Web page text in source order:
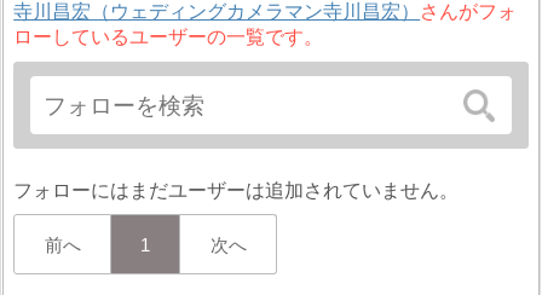
寺川昌宏（ウェディングカメラマン寺川昌宏）
さんがフォ
ローしているユーザーの一覧です。
フォローにはまだユーザーは追加されていません。
前へ 1 次へ